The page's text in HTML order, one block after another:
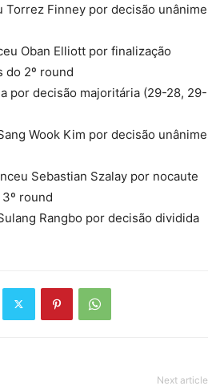
Torrez Finney por decisão unânime
Oban Elliott por finalização
do 2º round
por decisão majoritária (29-28, 29-
Wook Kim por decisão unânime
Sebastian Szalay por nocaute
round
Rangbo por decisão dividida
Next article